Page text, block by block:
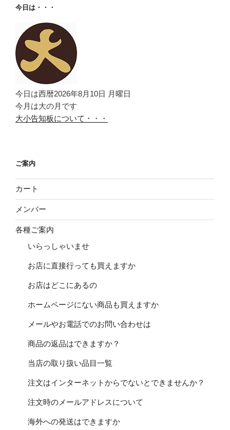
今日は・・・
今日は西暦2026年8月10日 月曜日
今月は大の月です
大小告知板について・・・
ご案内
カート
メンバー
各種ご案内
いらっしゃいませ
お店に直接行っても買えますか
お店はどこにあるの
ホームページにない商品も買えますか
メールやお電話でのお問い合わせは
商品の返品はできますか？
当店の取り扱い品目一覧
注文はインターネットからでないとできませんか？
注文時のメールアドレスについて
海外への発送はできますか